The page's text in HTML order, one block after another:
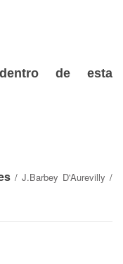
dentro de esta
/ J.Barbey D'Aurevilly /